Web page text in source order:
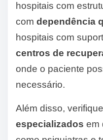
hospitais com
com dependência
hospitais com
centros de
onde o paciente
necessário.
Além disso,
especializados em